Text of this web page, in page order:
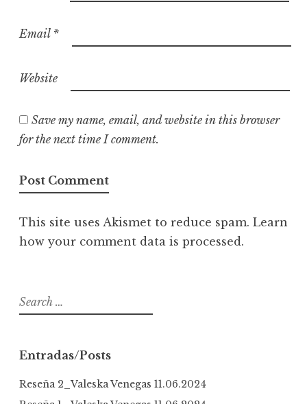
Email *
Website
Save my name, email, and website in this browser
for the next time I comment.
This site uses Akismet to reduce spam. Learn
how your comment data is processed.
S
e
c
h
Entradas/Posts
Reseña 2_Valeska Venegas 11.06.2024